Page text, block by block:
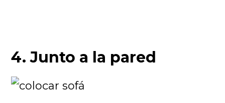
4. Junto a la pared